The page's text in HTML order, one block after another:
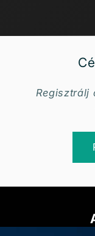
Regisztrálj